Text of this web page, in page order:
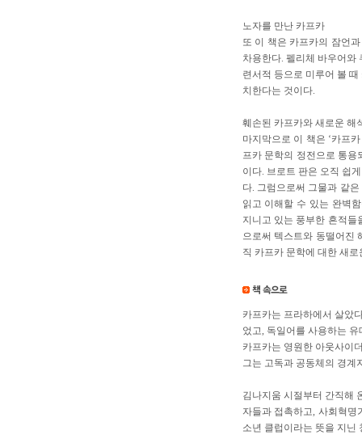
노자를 만난 카프카
또 이 책은 카프카의 잠언
차용한다. 펠리체 바우어와
련서적 등으로 미루어 볼
치한다는 것이다.
훼손된 카프카와 새로운 해
마지막으로 이 책은 ‘카프
프카 문학의 정전으로 통
이다. 브로트 판은 오직 쉽
다. 그럼으로써 그물과 같
읽고 이해할 수 있는 완벽
지니고 있는 풍부한 흔적
으로써 텍스트와 동떨어진
직 카프카 문학에 대한 새
카프카는 프라하에서 살았
었고, 독일어를 사용하는
카프카는 영원한 아웃사이
그는 고독과 공동체의 경계
김나지움 시절부터 간직해
자들과 접촉하고, 사회혁명
소년 클럽이라는 뜻을 지닌